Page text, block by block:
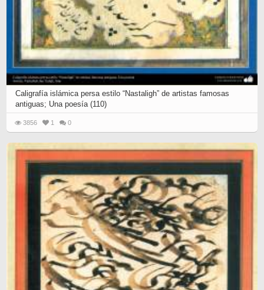
Caligrafía islámica persa estilo “Nastaligh” de artistas famosas
antiguas; Una poesía (110)
3856 1 0